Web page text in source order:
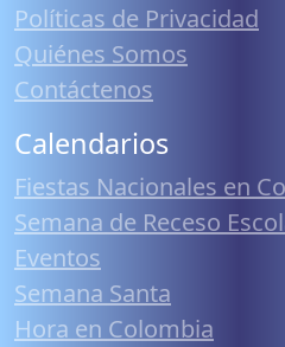
Políticas de Privacidad
Quiénes Somos
Contáctenos
Calendarios
Fiestas Nacionales en
Semana de Receso
Eventos
Semana Santa
Hora en Colombia